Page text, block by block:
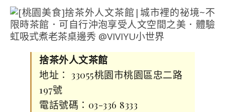
捨茶外人文茶館
地址： 33055桃園市桃園區忠二路
197號
電話號碼：03-336 8333